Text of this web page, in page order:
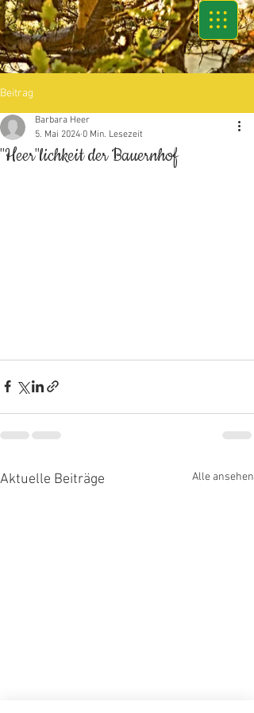
Beitrag
"Heer"lichkeit der Bauernhof
Barbara Heer
5. Mai 2024 0 Min. Lesezeit
Aktuelle Beiträge Alle ansehen